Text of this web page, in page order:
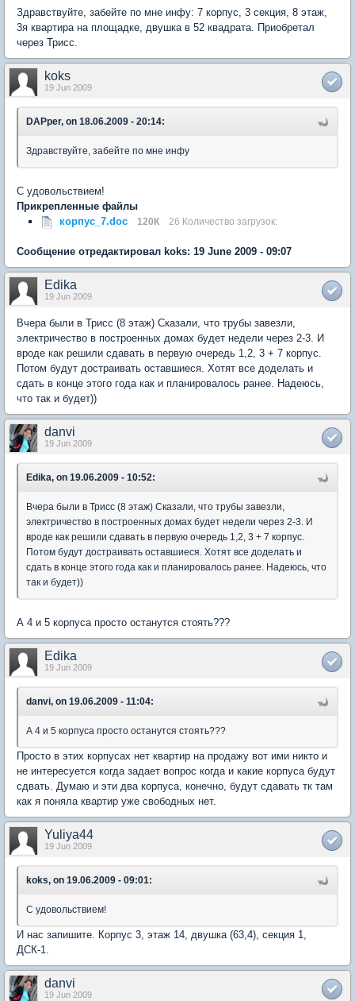
Здравствуйте, забейте по мне инфу: 7 корпус, 3 секция, 8 этаж,
3я квартира на площадке, двушка в 52 квадрата. Приобретал
через Трисс.
koks
19 Jun 2009
DAPper, on 18.06.2009 - 20:14:
Здравствуйте, забейте по мне инфу
С удовольствием!
Прикрепленные файлы
корпус_7.doc
120К 26 Количество загрузок:
Сообщение отредактировал koks: 19 June 2009 - 09:07
Edika
19 Jun 2009
Вчера были в Трисс (8 этаж) Сказали, что трубы завезли,
электричество в построенных домах будет недели через 2-3. И
вроде как решили сдавать в первую очередь 1,2, 3 + 7 корпус.
Потом будут достраивать оставшиеся. Хотят все доделать и
сдать в конце этого года как и планировалось ранее. Надеюсь,
что так и будет))
danvi
19 Jun 2009
Edika, on 19.06.2009 - 10:52:
Вчера были в Трисс (8 этаж) Сказали, что трубы завезли,
электричество в построенных домах будет недели через 2-3. И
вроде как решили сдавать в первую очередь 1,2, 3 + 7 корпус.
Потом будут достраивать оставшиеся. Хотят все доделать и
сдать в конце этого года как и планировалось ранее. Надеюсь, что
так и будет))
А 4 и 5 корпуса просто останутся стоять???
Edika
19 Jun 2009
danvi, on 19.06.2009 - 11:04:
А 4 и 5 корпуса просто останутся стоять???
Просто в этих корпусах нет квартир на продажу вот ими никто и
не интересуется когда задает вопрос когда и какие корпуса будут
сдвать. Думаю и эти два корпуса, конечно, будут сдавать тк там
как я поняла квартир уже свободных нет.
Yuliya44
19 Jun 2009
koks, on 19.06.2009 - 09:01:
С удовольствием!
И нас запишите. Корпус 3, этаж 14, двушка (63,4), секция 1,
ДСК-1.
danvi
19 Jun 2009